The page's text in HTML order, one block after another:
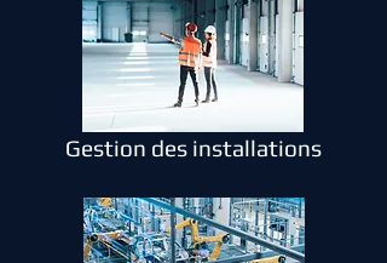
Gestion des installations